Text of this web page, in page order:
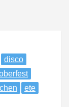
disco
ete